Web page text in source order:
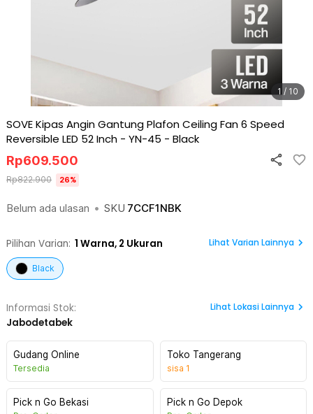
1 / 10
SOVE Kipas Angin Gantung Plafon Ceiling Fan 6 Speed
Reversible LED 52 Inch - YN-45 - Black
Belum ada ulasan • SKU 7CCF1NBK
Rp609.500
Rp822.900 26%
Pilihan Varian: 1 Warna, 2 Ukuran Lihat Varian Lainnya
Black
Informasi Stok:
Jabodetabek
Lihat Lokasi Lainnya
Gudang Online
Tersedia
Toko Tangerang
sisa 1
Pick n Go Bekasi Pick n Go Depok